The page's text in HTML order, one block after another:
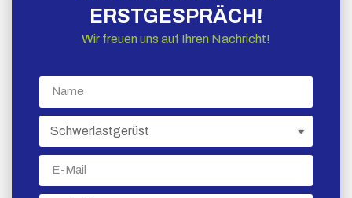
ERSTGESPRÄCH!
Wir freuen uns auf Ihren Nachricht!